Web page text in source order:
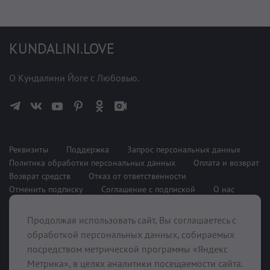
KUNDALINI.LOVE
О Кундалини Йоге с Любовью.
Реквизиты Поддержка
Запрос персональных данных
Политика обработки персональных данных
Оплата и возврат
Возврат средств
Отказ от ответственности
Отменить подписку
Соглашение с подпиской О нас
При поддержке
Продолжая использовать сайт, Вы соглашаетесь с
обработкой персональных данных, собираемых
посредством метрической программы «Яндекс
Метрика», в целях аналитики посещаемости сайта.